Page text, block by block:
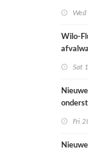
Wilo-
Sat
Fri